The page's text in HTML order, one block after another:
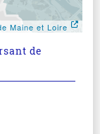
Maine et Loire
de